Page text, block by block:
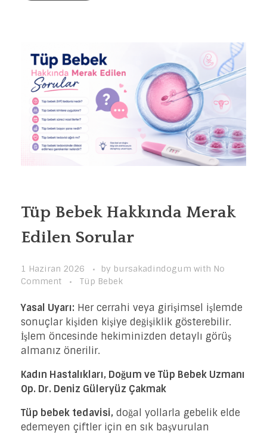
Tüp Bebek Hakkında Merak
Edilen Sorular
1 Haziran 2026 by bursakadindogum with No
Comment
Tüp Bebek
Yasal Uyarı: Her cerrahi veya girişimsel işlemde
sonuçlar kişiden kişiye değişiklik gösterebilir.
İşlem öncesinde hekiminizden detaylı görüş
almanız önerilir.
Kadın Hastalıkları, Doğum ve Tüp Bebek Uzmanı
Op. Dr. Deniz Güleryüz Çakmak
Tüp bebek tedavisi, doğal yollarla gebelik elde
edemeyen çiftler için en sık başvurulan